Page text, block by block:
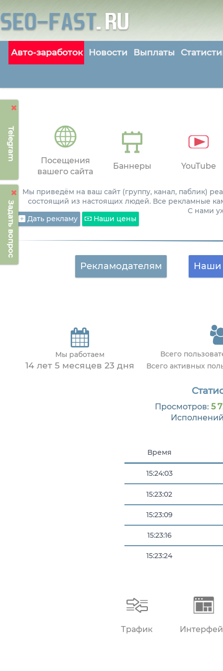
Telegram
Задать вопрос
Авто-заработок Новости Выплаты
Посещения
вашего сайта
Баннеры YouTube
Мы приведём на ваш сайт (группу, канал, паблик)
состоящий из настоящих людей. Все рекламные
С нами
Дать рекламу
Наши цены
Рекламодателям Наши
Мы работаем
14 лет 5 месяцев 23 дня
Всего
Всего активных
Просмотров: 5
Время
15:24:03
15:23:02
15:23:09
15:23:16
15:23:24
Трафик